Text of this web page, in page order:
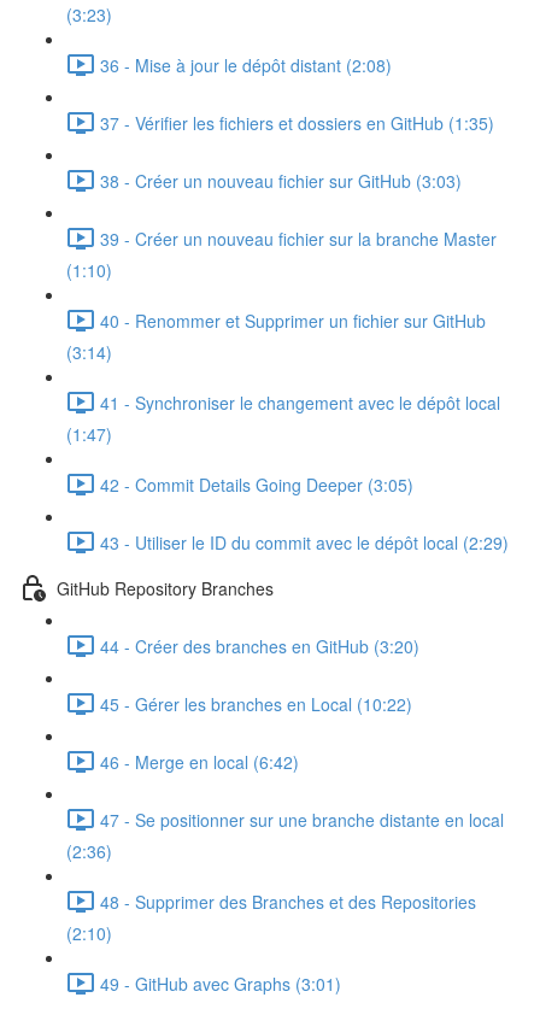
(3:23)
36 - Mise à jour le dépôt distant (2:08)
37 - Vérifier les fichiers et dossiers en GitHub (1:35)
38 - Créer un nouveau fichier sur GitHub (3:03)
39 - Créer un nouveau fichier sur la branche Master
(1:10)
40 - Renommer et Supprimer un fichier sur GitHub
(3:14)
41 - Synchroniser le changement avec le dépôt local
(1:47)
42 - Commit Details Going Deeper (3:05)
43 - Utiliser le ID du commit avec le dépôt local (2:29)
GitHub Repository Branches
44 - Créer des branches en GitHub (3:20)
45 - Gérer les branches en Local (10:22)
46 - Merge en local (6:42)
47 - Se positionner sur une branche distante en local
(2:36)
48 - Supprimer des Branches et des Repositories
(2:10)
49 - GitHub avec Graphs (3:01)